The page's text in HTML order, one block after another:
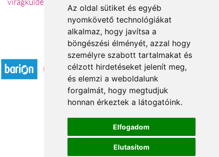
Az oldal sütiket és egyéb
nyomkövető technológiákat
alkalmaz, hogy javítsa a
böngészési élményét, azzal hogy
személyre szabott tartalmakat és
célzott hirdetéseket jelenít meg,
és elemzi a weboldalunk
forgalmát, hogy megtudjuk
honnan érkeztek a látogatóink.
Elfogadom
Elutasítom
Elfogadott fizetési módok
Á.SZ.F.
Impresszum
Adatkezelési tájékoztató